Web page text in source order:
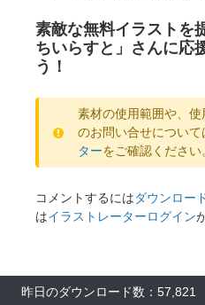
素敵な無料イラストを
ちいらすと」さんに応
う！
素材の使用範囲や、
のお問い合せについ
ターをご確認ください
コメントするにはダウンロー
はイラストレーターログイン
昨日のダウンロード数：57,821